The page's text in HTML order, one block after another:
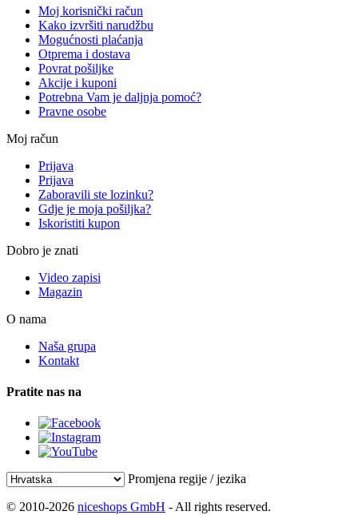
Moj korisnički račun
Kako izvršiti narudžbu
Mogućnosti plaćanja
Otprema i dostava
Povrat pošiljke
Akcije i kuponi
Potrebna Vam je daljnja pomoć?
Pravne osobe
Moj račun
Prijava
Prijava
Zaboravili ste lozinku?
Gdje je moja pošiljka?
Iskoristiti kupon
Dobro je znati
Video zapisi
Magazin
O nama
Naša grupa
Kontakt
Pratite nas na
Promjena regije / jezika
© 2010-2026 niceshops GmbH - All rights reserved.